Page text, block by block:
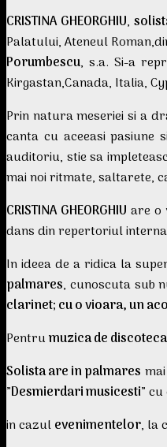
CRISTINA GHEORGHIU,
Palatului, Ateneul
Porumbescu, s.a. Si-a
Kirgastan,Canada, Italia,
Prin natura meseriei si a
canta cu aceeasi
auditoriu, stie sa
mai noi ritmate, saltarete,
CRISTINA GHEORGHIU are o
dans din repertoriul
In ideea de a ridica la
palmares, cunoscuta sub
clarinet; cu o vioara, un
Pentrumuzica de
Solista are in palmares
”Desmierdari musicesti”
in cazulevenimentelor, la